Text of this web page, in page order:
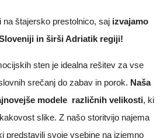
na štajersko prestolnico, saj izvajamo
in širši Adriatik regiji!
sten je idealna rešitev za vse
srečanj do zabav in porok. Naša
modele različnih velikosti, ki
slike. Z našo storitvijo najema
predstavili svoje vsebine na izjemno